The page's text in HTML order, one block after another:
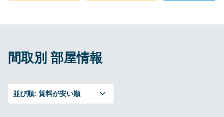
間取別 部屋情報
並び順: 賃料が安い順